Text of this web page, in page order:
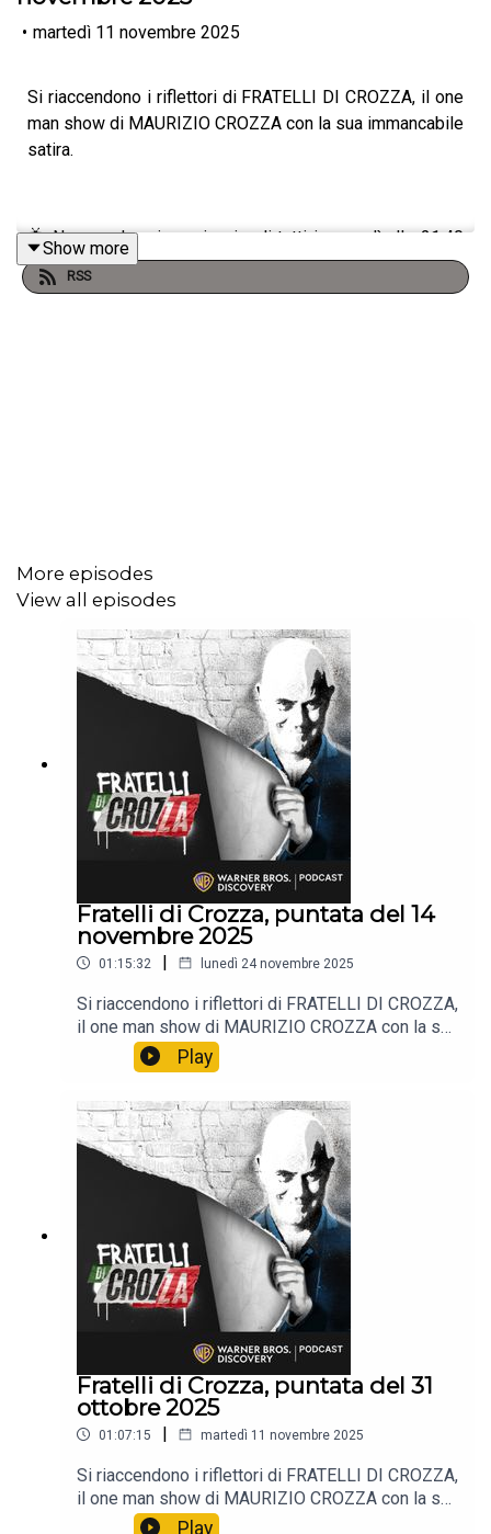
• martedì 11 novembre 2025
Si riaccendono i riflettori di FRATELLI DI CROZZA, il one
man show di MAURIZIO CROZZA con la sua immancabile
satira.
📺 Non perdere i nuovi episodi tutti i venerdì alle 21:40
solo sul Nove e in streaming su Discovery +.
Show more
RSS
More episodes
View all episodes
Fratelli di Crozza, puntata del 14
novembre 2025
01:15:32 | lunedì 24 novembre 2025
Si riaccendono i riflettori di FRATELLI DI CROZZA,
il one man show di MAURIZIO CROZZA con la sua
immancabile satira.📺 Non perdere i nuovi episodi
tutti i venerdì alle 21:40 solo sul Nove e in
Play
Fratelli di Crozza, puntata del 31
ottobre 2025
01:07:15 | martedì 11 novembre 2025
Si riaccendono i riflettori di FRATELLI DI CROZZA,
il one man show di MAURIZIO CROZZA con la sua
immancabile satira.📺 Non perdere i nuovi episodi
Play